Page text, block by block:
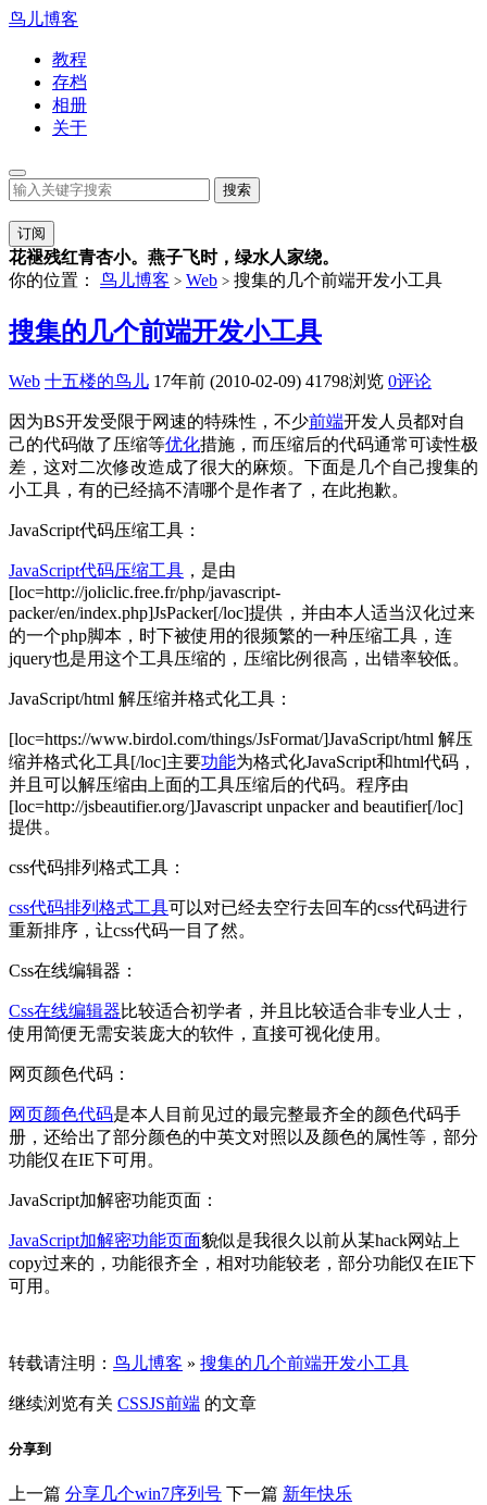
鸟儿博客
教程
存档
相册
关于
订阅
花褪残红青杏小。燕子飞时，绿水人家绕。
你的位置： 鸟儿博客 > Web > 搜集的几个前端开发小工具
搜集的几个前端开发小工具
Web 十五楼的鸟儿 17年前 (2010-02-09) 41798浏览 0评论
因为BS开发受限于网速的特殊性，不少前端开发人员都对自
己的代码做了压缩等优化措施，而压缩后的代码通常可读性极
差，这对二次修改造成了很大的麻烦。下面是几个自己搜集的
小工具，有的已经搞不清哪个是作者了，在此抱歉。
JavaScript代码压缩工具：
JavaScript代码压缩工具 ，是由
[loc=http://joliclic.free.fr/php/javascript-
packer/en/index.php]JsPacker[/loc]提供，并由本人适当汉化过来
的一个php脚本，时下被使用的很频繁的一种压缩工具，连
jquery也是用这个工具压缩的，压缩比例很高，出错率较低。
JavaScript/html 解压缩并格式化工具：
[loc=https://www.birdol.com/things/JsFormat/]JavaScript/html 解压
缩并格式化工具[/loc]主要功能为格式化JavaScript和html代码，
并且可以解压缩由上面的工具压缩后的代码。程序由
[loc=http://jsbeautifier.org/]Javascript unpacker and beautifier[/loc]
提供。
css代码排列格式工具：
css代码排列格式工具可以对已经去空行去回车的css代码进行
重新排序，让css代码一目了然。
Css在线编辑器：
Css在线编辑器比较适合初学者，并且比较适合非专业人士，
使用简便无需安装庞大的软件，直接可视化使用。
网页颜色代码：
网页颜色代码是本人目前见过的最完整最齐全的颜色代码手
册，还给出了部分颜色的中英文对照以及颜色的属性等，部分
功能仅在IE下可用。
JavaScript加解密功能页面：
JavaScript加解密功能页面貌似是我很久以前从某hack网站上
copy过来的，功能很齐全，相对功能较老，部分功能仅在IE下
可用。
转载请注明： 鸟儿博客 » 搜集的几个前端开发小工具
继续浏览有关 CSSJS前端 的文章
分享到
上一篇 分享几个win7序列号 下一篇 新年快乐